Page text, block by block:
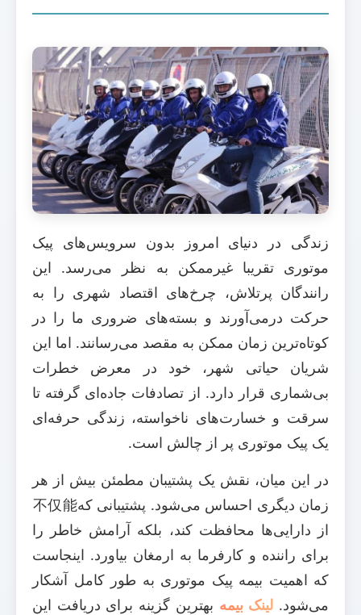
زندگی در دنیای امروز بدون سرویس‌های پیک
موتوری تقریبا غیرممکن به نظر می‌رسد. این
رانندگان پرتلاش، چرخ‌های اقتصاد شهری را به
حرکت درمی‌آورند و بسته‌های ضروری ما را در
کوتاه‌ترین زمان ممکن به مقصد می‌رسانند. اما این
شریان حیاتی شهر، خود در معرض خطرات
بی‌شماری قرار دارد. از تصادفات جاده‌ای گرفته تا
سرقت و خسارت‌های ناخواسته، زندگی حرفه‌ای
یک پیک موتوری پر از چالش است.
در این میان، نقش یک پشتیبان مطمئن بیش از هر
زمان دیگری احساس می‌شود. پشتیبانی که不仅能
از دارایی‌ها محافظت کند، بلکه آرامش خاطر را
برای راننده و کارفرما به ارمغان بیاورد. اینجاست
که اهمیت بیمه پیک موتوری به طور کامل آشکار
می‌شود. لینک بیمه بهترین گزینه برای دریافت این